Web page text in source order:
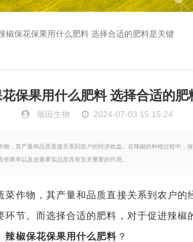
椒保花保果用什么肥料 选择合适的肥料是关键
保果用什么肥料 选择合适的肥
颂田生物 2024-07-03 15:15:24
物，其产量和品质直接关系到农户的经济收益。在辣椒的种植过程中，
果率以及改善果实品质具有至关重要的作用。
物，其产量和品质直接关系到农户的
环节。而选择合适的肥料，对于促进辣椒
辣椒保花保果用什么肥料 ？